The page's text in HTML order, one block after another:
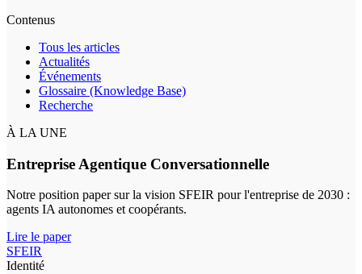
Contenus
Tous les articles
Actualités
Événements
Glossaire (Knowledge Base)
Recherche
À LA UNE
Entreprise Agentique Conversationnelle
Notre position paper sur la vision SFEIR pour l'entreprise de 2030 :
agents IA autonomes et coopérants.
Lire le paper
SFEIR
Identité